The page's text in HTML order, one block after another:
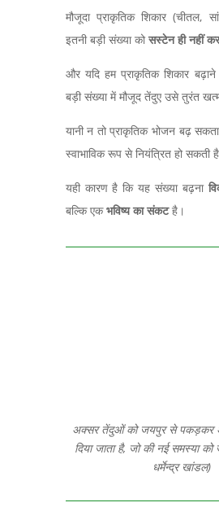
मौजूदा प्राकृतिक शिकार (चीतल,
इतनी बड़ी संख्या कोसस्टेन ही नहीं
और यदि हम प्राकृतिक शिकार
बड़ी संख्या में मौजूद तेंदुए उसे तुरंत
यानी न तो प्राकृत‍िक भोजन बढ़
स्वाभाविक रूप से नियंत्रित हो सकती है
यही कारण है कि यह संख्या बढ़ना
बल्कि एकभविष्य का संकटहै।
अक्सर तेंदुओं को जयपुर से पकड़कर
दिया जाता है, जो की नई समस्या को
धर्मेन्द्र खांडल)